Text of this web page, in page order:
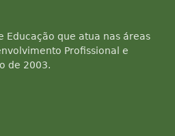
Educação que atua nas áreas
Profissional e
de 2003.